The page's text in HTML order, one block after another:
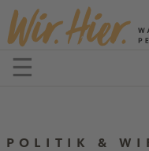
Zum Inhalt springen
☰Menü öffnen
POLITIK &